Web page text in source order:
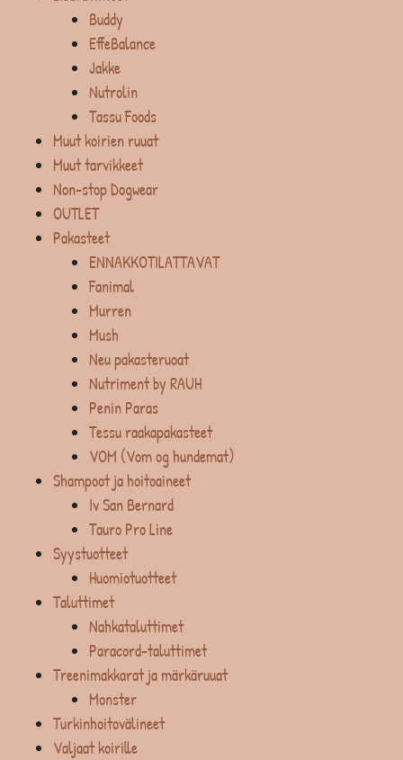
Buddy
EffeBalance
Jakke
Nutrolin
Tassu Foods
Muut koirien ruuat
Muut tarvikkeet
Non-stop Dogwear
OUTLET
Pakasteet
ENNAKKOTILATTAVAT
Fanimal
Murren
Mush
Neu pakasteruoat
Nutriment by RAUH
Penin Paras
Tessu raakapakasteet
VOM (Vom og hundemat)
Shampoot ja hoitoaineet
Iv San Bernard
Tauro Pro Line
Syystuotteet
Huomiotuotteet
Taluttimet
Nahkataluttimet
Paracord-taluttimet
Treenimakkarat ja märkäruuat
Monster
Turkinhoitovälineet
Valjaat koirille